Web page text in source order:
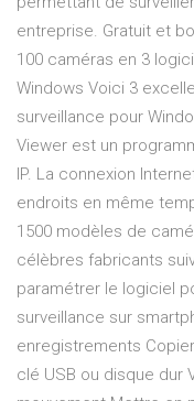
entreprise. Gratuit et
100 caméras en 3
Windows Voici 3
surveillance pour
Viewer est un
IP. La connexion
endroits en même
1500 modèles de
célèbres fabricants
paramétrer le logiciel
surveillance sur
enregistrements
clé USB ou disque dur